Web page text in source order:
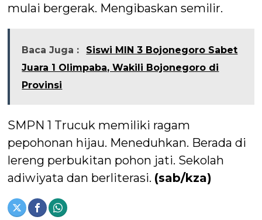
mulai bergerak. Mengibaskan semilir.
Baca Juga :
Siswi MIN 3 Bojonegoro Sabet
Juara 1 Olimpaba, Wakili Bojonegoro di
Provinsi
SMPN 1 Trucuk memiliki ragam
pepohonan hijau. Meneduhkan. Berada di
lereng perbukitan pohon jati. Sekolah
adiwiyata dan berliterasi. (sab/kza)